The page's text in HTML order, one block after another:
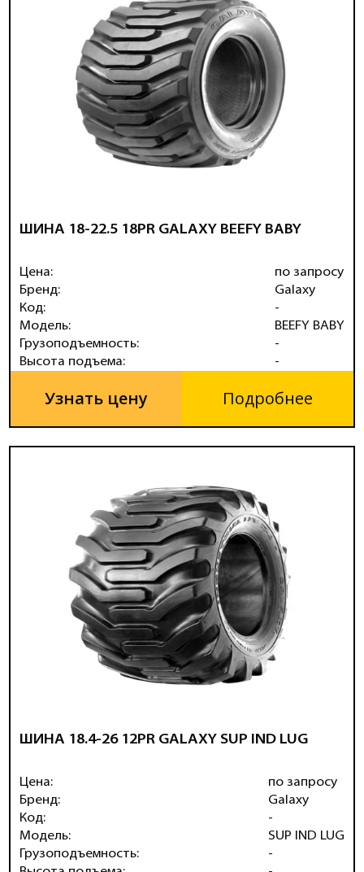
ШИНА 18-22.5 18PR GALAXY BEEFY BABY
Цена:
Бренд:
Код:
Модель:
Грузоподъемность:
Высота подъема:
по запросу
Galaxy
-
BEEFY BABY
-
-
Узнать цену Подробнее
ШИНА 18.4-26 12PR GALAXY SUP IND LUG
Цена:
Бренд:
Код:
Модель:
Грузоподъемность:
по запросу
Galaxy
-
SUP IND LUG
-